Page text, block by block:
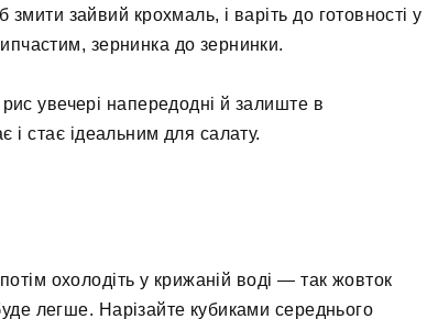
зайвий крохмаль, і варіть до готовності у
зернинка до зернинки.
увечері напередодні й залиште в
і стає ідеальним для салату.
охолодіть у крижаній воді — так жовток
легше. Нарізайте кубиками середнього